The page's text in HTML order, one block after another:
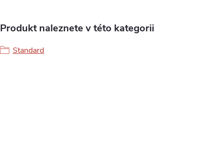
Produkt naleznete v této kategorii
Standard